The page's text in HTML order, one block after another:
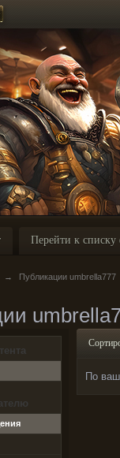
Перейти к списку
→ Публикации umbrella777
По